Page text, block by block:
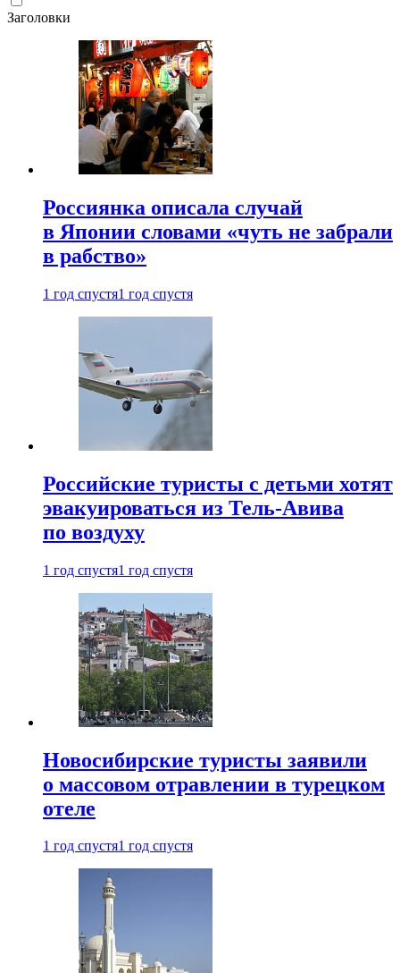
Заголовки
Россиянка описала случай
в Японии словами «чуть не забрали
в рабство»
1 год спустя1 год спустя
Российские туристы с детьми хотят
эвакуироваться из Тель-Авива
по воздуху
1 год спустя1 год спустя
Новосибирские туристы заявили
о массовом отравлении в турецком
отеле
1 год спустя1 год спустя